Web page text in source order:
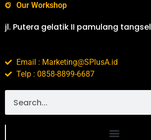
Our Workshop
jl. Putera gelatik II pamulang tangsel
Email : Marketing@SPlusA.id
Telp : 0858-8899-6687